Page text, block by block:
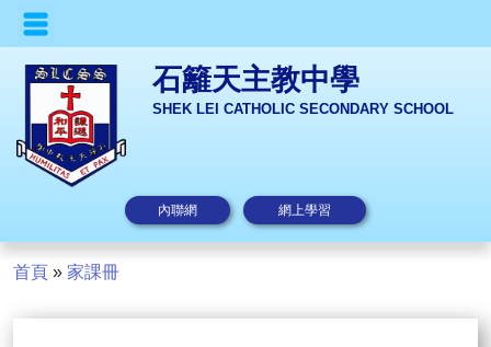
石籬天主教中學
SHEK LEI CATHOLIC SECONDARY SCHOOL
內聯網 網上學習
首頁 » 家課冊